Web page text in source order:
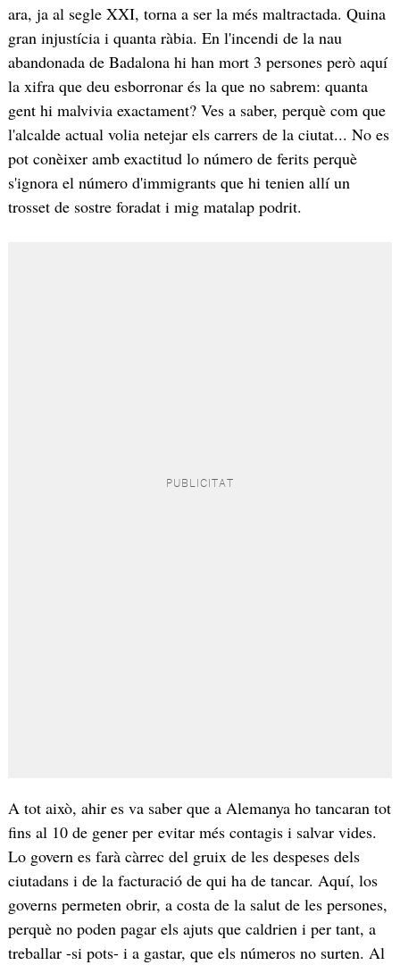
ara, ja al segle XXI, torna a ser la més maltractada. Quina
gran injustícia i quanta ràbia. En l'incendi de la nau
abandonada de Badalona hi han mort 3 persones però aquí
la xifra que deu esborronar és la que no sabrem: quanta
gent hi malvivia exactament? Ves a saber, perquè com que
l'alcalde actual volia netejar els carrers de la ciutat... No es
pot conèixer amb exactitud lo número de ferits perquè
s'ignora el número d'immigrants que hi tenien allí un
trosset de sostre foradat i mig matalap podrit.
A tot això, ahir es va saber que a Alemanya ho tancaran tot
fins al 10 de gener per evitar més contagis i salvar vides.
Lo govern es farà càrrec del gruix de les despeses dels
ciutadans i de la facturació de qui ha de tancar. Aquí, los
governs permeten obrir, a costa de la salut de les persones,
perquè no poden pagar els ajuts que caldrien i per tant, a
treballar -si pots- i a gastar, que els números no surten. Al